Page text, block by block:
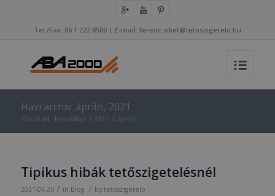
Tel./Fax: 06 1 222 8500 | E-mail: ferenc.siket@tetoszigetelo.hu
Havi archív: április, 2021
Ön itt áll: Kezdőlap / 2021 / április
Tipikus hibák tetőszigetelésnél
2021-04-26 / in Blog / by tetoszigetelo